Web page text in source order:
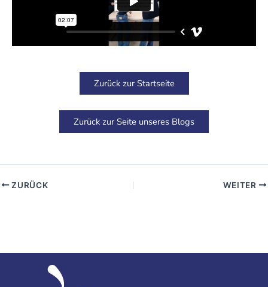
Zurück zur Startseite
Zurück zur Seite unseres Blogs
ZURÜCK WEITER